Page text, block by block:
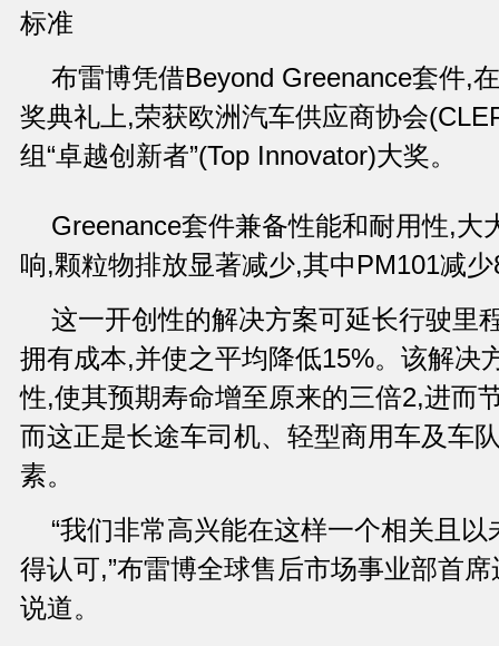
标准
布雷博凭借Beyond Greenance套件,
奖典礼上,荣获欧洲汽车供应商协会
组“卓越创新者”(Top Innovator)大奖。
Greenance套件兼备性能和耐用性,大
响,颗粒物排放显著减少,其中PM101减
这一开创性的解决方案可延长行驶里
拥有成本,并使之平均降低15%。该解决
性,使其预期寿命增至原来的三倍2,进而
而这正是长途车司机、轻型商用车及车
素。
“我们非常高兴能在这样一个相关且
得认可,”布雷博全球售后市场事业部首
说道。